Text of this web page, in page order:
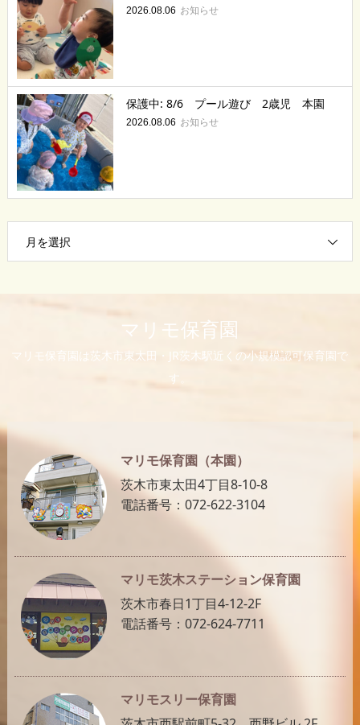
2026.08.06 お知らせ
保護中: 8/6 プール遊び 2歳児 本園
2026.08.06 お知らせ
月を選択
マリモ保育園
マリモ保育園は茨木市東太田・JR茨木駅近くの小規模認可保育園で
す。
マリモ保育園（本園）
茨木市東太田4丁目8-10-8
電話番号：072-622-3104
マリモ茨木ステーション保育園
茨木市春日1丁目4-12-2F
電話番号：072-624-7711
マリモスリー保育園